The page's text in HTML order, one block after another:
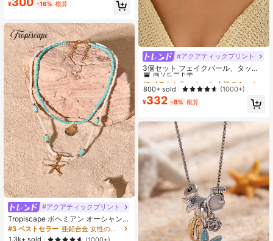
¥ -16% 概算
#アクアティックプリント
Tropiscape ボヘミアン オーシャンス
タイル ビーズ パール メタルシェル&
ヒトデペンダントネックレス2個セッ
#3 ベストセラー
亜鉛合金 女性のネックレスセット
#アクアティックプリント
3個セット フェイクパール、タッセ
ル、石、貝殻ペンダント ゴールドチ
ェーンネックレス レディース、マル
チレイヤー チョーカー、カジュア
ル、ビーチ、デイリーウェアに適し
#1 ベストセラー
シェル 女性のネックレス
高リピート率
#1 ベストセラー
高リピート率
#1 ベストセラー
高リピート率
#1 ベストセラー
800+ sold (1000+)
¥332 -8% 概算